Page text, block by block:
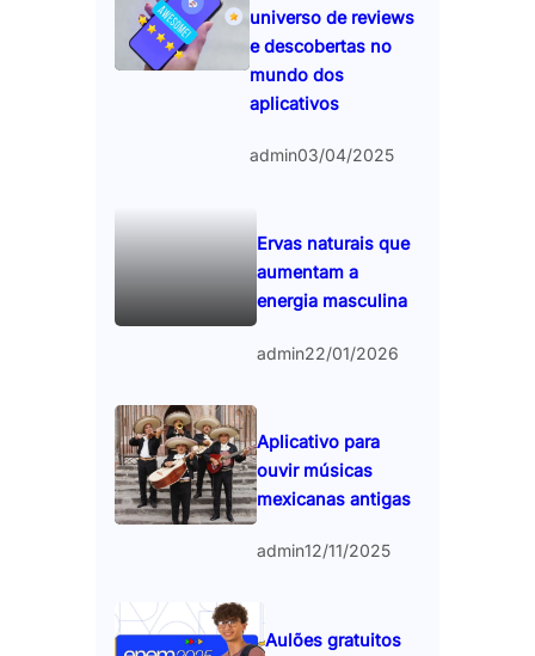
universo de reviews
e descobertas no
mundo dos
aplicativos
admin03/04/2025
Ervas naturais que
aumentam a
energia masculina
admin22/01/2026
Aplicativo para
ouvir músicas
mexicanas antigas
admin12/11/2025
Aulões gratuitos